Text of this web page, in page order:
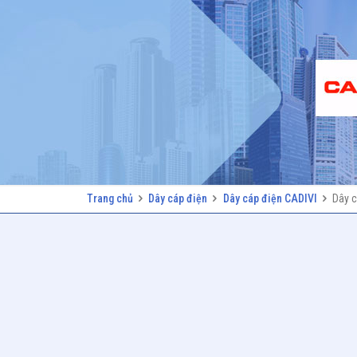
Trang chủ Dây cáp điện Dây cáp điện CADIVI Dây